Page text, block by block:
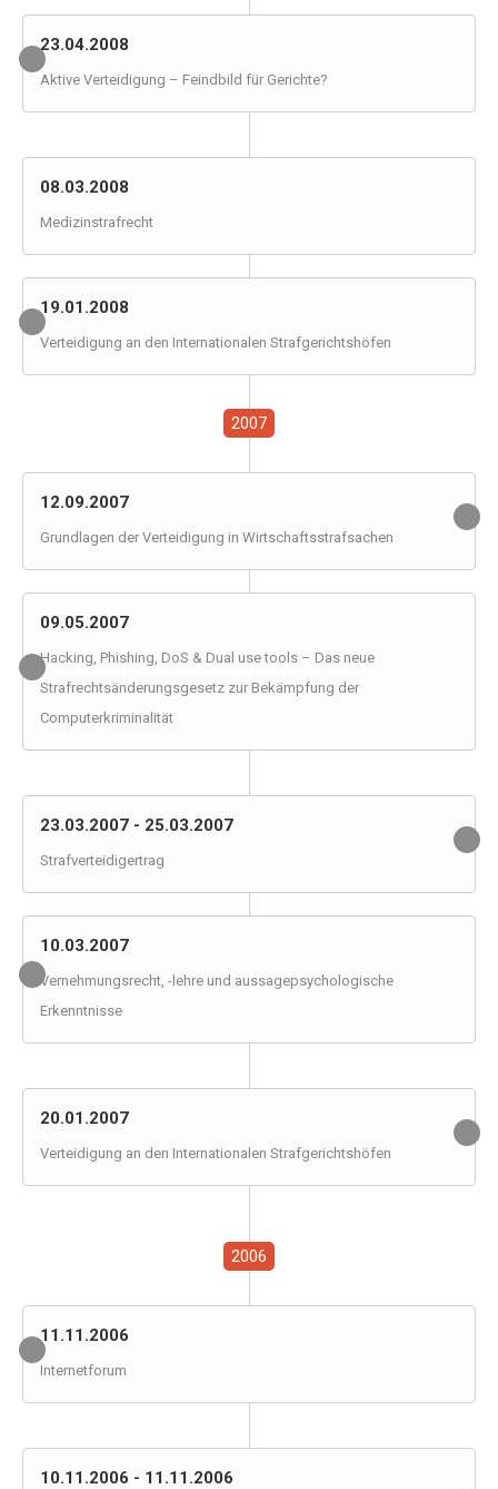
23.04.2008
Aktive Verteidigung – Feindbild für Gerichte?
08.03.2008
Medizinstrafrecht
19.01.2008
Verteidigung an den Internationalen Strafgerichtshöfen
2007
12.09.2007
Grundlagen der Verteidigung in Wirtschaftsstrafsachen
09.05.2007
Hacking, Phishing, DoS & Dual use tools – Das neue
Strafrechtsänderungsgesetz zur Bekämpfung der
Computerkriminalität
23.03.2007 - 25.03.2007
Strafverteidigertrag
10.03.2007
Vernehmungsrecht, -lehre und aussagepsychologische
Erkenntnisse
20.01.2007
Verteidigung an den Internationalen Strafgerichtshöfen
2006
11.11.2006
Internetforum
10.11.2006 - 11.11.2006